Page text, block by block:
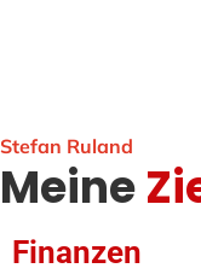
Stefan Ruland
Meine
Finanzen